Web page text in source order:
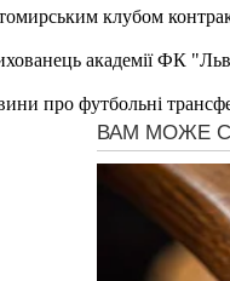
клубом
академії ФК
про футбольні